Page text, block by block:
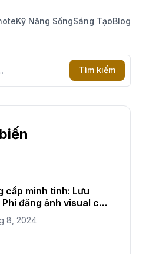
Kỹ Năng SốngSáng TạoBlog
Tìm kiếm
cấp minh tinh: Lưu
Phi đăng ảnh visual cực
8, 2024